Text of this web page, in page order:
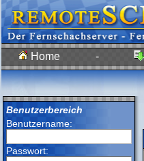
Home -
Benutzerbereich
Benutzername:
Passwort: